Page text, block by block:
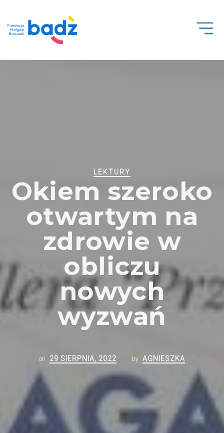
Open
LEKTURY
Okiem szeroko
otwartym na
zdrowie w
obliczu
nowych
wyzwań
on 29 SIERPNIA, 2022 by AGNIESZKA